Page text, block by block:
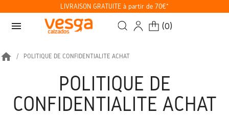
LIVRAISON GRATUITE à partir de 70€*
menu (0)
home POLITIQUE DE CONFIDENTIALITÉ ACHAT
POLITIQUE DE
CONFIDENTIALITÉ ACHAT